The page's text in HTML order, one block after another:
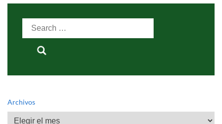
Search
for:
Archivos
Archivos